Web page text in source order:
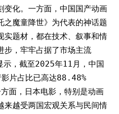
变化。一方面，中国国产动画
之魔童降世》为代表的神话题
实题材，都在技术、叙事和情
步，牢牢占据了市场主流
截至2025年11月，中国
片占比已高达88.48%
，日本电影，特别是动画
来越受两国宏观关系与民间情